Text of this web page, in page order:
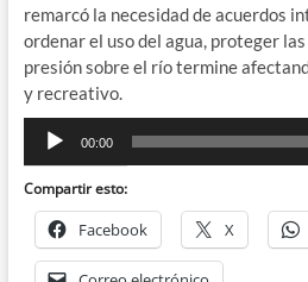
remarcó la necesidad de acuerdos
ordenar el uso del agua, proteger
presión sobre el río termine
y recreativo.
Reproductor
audio
00:00
Compartir esto:
Facebook X